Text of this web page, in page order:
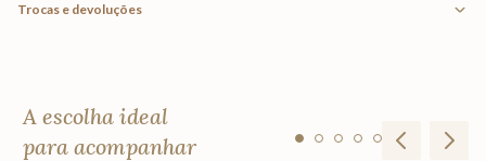
Trocas e devoluções
A escolha ideal
para acompanhar